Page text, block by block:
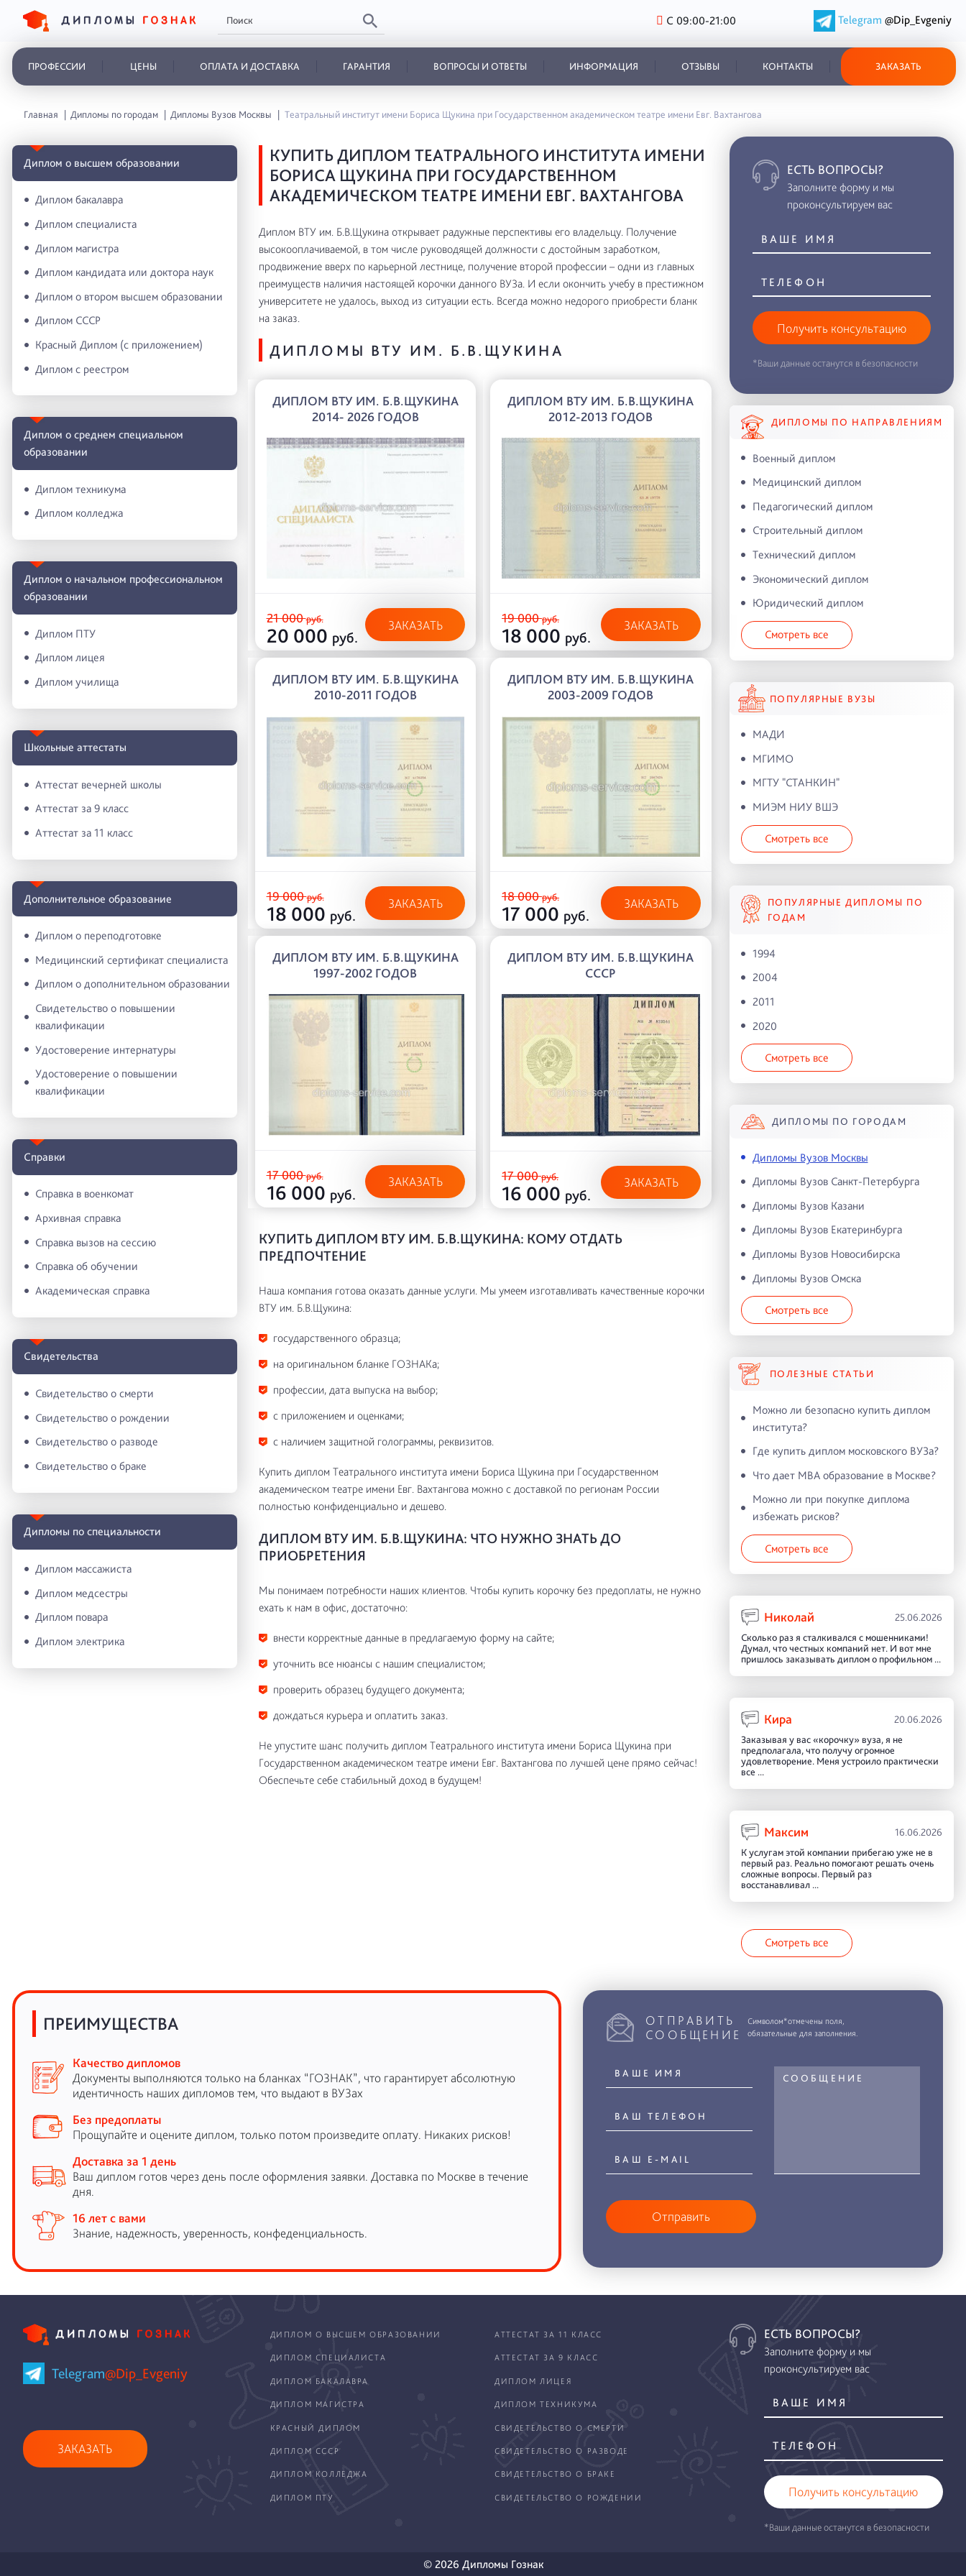
С 09:00-21:00 Telegram @Dip_Evgeniy
ПРОФЕССИИ ЦЕНЫ ОПЛАТА И ДОСТАВКА ГАРАНТИЯ ВОПРОСЫ И ОТВЕТЫ ИНФОРМАЦИЯ ОТЗЫВЫ КОНТАКТЫ ЗАКАЗАТЬ
Главная Дипломы по городам Дипломы Вузов Москвы Театральный институт имени Бориса Щукина при Государственном академическом театре имени Евг. Вахтангова
Диплом о высшем образовании
Диплом бакалавра
Диплом специалиста
Диплом магистра
Диплом кандидата или доктора наук
Диплом о втором высшем образовании
Диплом СССР
Красный Диплом (с приложением)
Диплом с реестром
Диплом о среднем специальном
образовании
Диплом техникума
Диплом колледжа
Диплом о начальном профессиональном
oбразовании
Диплом ПТУ
Диплом лицея
Диплом училища
Школьные аттестаты
Аттестат вечерней школы
Аттестат за 9 класс
Аттестат за 11 класс
Дополнительное образование
Диплом о переподготовке
Медицинский сертификат специалиста
Диплом о дополнительном образовании
Свидетельство о повышении
квалификации
Удостоверение интернатуры
Удостоверение о повышении
квалификации
Справки
Справка в военкомат
Архивная справка
Справка вызов на сессию
Справка об обучении
Академическая справка
Свидетельства
Свидетельство о смерти
Свидетельство о рождении
Свидетельство о разводе
Свидетельство о браке
Дипломы по специальности
Диплом массажиста
Диплом медсестры
Диплом повара
Диплом электрика
КУПИТЬ ДИПЛОМ ТЕАТРАЛЬНОГО ИНСТИТУТА ИМЕНИ
БОРИСА ЩУКИНА ПРИ ГОСУДАРСТВЕННОМ
АКАДЕМИЧЕСКОМ ТЕАТРЕ ИМЕНИ ЕВГ. ВАХТАНГОВА
Диплом ВТУ им. Б.В.Щукина открывает радужные перспективы его владельцу. Получение
высокооплачиваемой, в том числе руководящей должности с достойным заработком,
продвижение вверх по карьерной лестнице, получение второй профессии – одни из главных
преимуществ наличия настоящей корочки данного ВУЗа. И если окончить учебу в престижном
университете не удалось, выход из ситуации есть. Всегда можно недорого приобрести бланк
на заказ.
ДИПЛОМЫ ВТУ ИМ. Б.В.ЩУКИНА
ДИПЛОМ ВТУ ИМ. Б.В.ЩУКИНА
2014- 2026 ГОДОВ
21 000руб.
20 000 руб.
ЗАКАЗАТЬ
ДИПЛОМ ВТУ ИМ. Б.В.ЩУКИНА
2012-2013 ГОДОВ
19 000руб.
18 000 руб.
ЗАКАЗАТЬ
ДИПЛОМ ВТУ ИМ. Б.В.ЩУКИНА
2010-2011 ГОДОВ
19 000руб.
18 000 руб.
ЗАКАЗАТЬ
ДИПЛОМ ВТУ ИМ. Б.В.ЩУКИНА
2003-2009 ГОДОВ
18 000руб.
17 000 руб.
ЗАКАЗАТЬ
ДИПЛОМ ВТУ ИМ. Б.В.ЩУКИНА
1997-2002 ГОДОВ
17 000руб.
16 000 руб.
ЗАКАЗАТЬ
ДИПЛОМ ВТУ ИМ. Б.В.ЩУКИНА
СССР
17 000руб.
16 000 руб.
ЗАКАЗАТЬ
КУПИТЬ ДИПЛОМ ВТУ ИМ. Б.В.ЩУКИНА: КОМУ ОТДАТЬ
ПРЕДПОЧТЕНИЕ
Наша компания готова оказать данные услуги. Мы умеем изготавливать качественные корочки
ВТУ им. Б.В.Щукина:
государственного образца;
на оригинальном бланке ГОЗНАКа;
профессии, дата выпуска на выбор;
с приложением и оценками;
с наличием защитной голограммы, реквизитов.
Купить диплом Театрального института имени Бориса Щукина при Государственном
академическом театре имени Евг. Вахтангова можно с доставкой по регионам России
полностью конфиденциально и дешево.
ДИПЛОМ ВТУ ИМ. Б.В.ЩУКИНА: ЧТО НУЖНО ЗНАТЬ ДО
ПРИОБРЕТЕНИЯ
Мы понимаем потребности наших клиентов. Чтобы купить корочку без предоплаты, не нужно
ехать к нам в офис, достаточно:
внести корректные данные в предлагаемую форму на сайте;
уточнить все нюансы с нашим специалистом;
проверить образец будущего документа;
дождаться курьера и оплатить заказ.
Не упустите шанс получить диплом Театрального института имени Бориса Щукина при
Государственном академическом театре имени Евг. Вахтангова по лучшей цене прямо сейчас!
Обеспечьте себе стабильный доход в будущем!
ЕСТЬ ВОПРОСЫ?
Заполните форму и мы
проконсультируем вас
Получить консультацию
*Ваши данные останутся в безопасности
ДИПЛОМЫ ПО НАПРАВЛЕНИЯМ
Военный диплом
Медицинский диплом
Педагогический диплом
Строительный диплом
Технический диплом
Экономический диплом
Юридический диплом
Смотреть все
ПОПУЛЯРНЫЕ ВУЗЫ
МАДИ
МГИМО
МГТУ "СТАНКИН"
МИЭМ НИУ ВШЭ
Смотреть все
ПОПУЛЯРНЫЕ ДИПЛОМЫ ПО
ГОДАМ
1994
2004
2011
2020
Смотреть все
ДИПЛОМЫ ПО ГОРОДАМ
Дипломы Вузов Москвы
Дипломы Вузов Санкт-Петербурга
Дипломы Вузов Казани
Дипломы Вузов Екатеринбурга
Дипломы Вузов Новосибирска
Дипломы Вузов Омска
Смотреть все
ПОЛЕЗНЫЕ СТАТЬИ
Можно ли безопасно купить диплом
института?
Где купить диплом московского ВУЗа?
Что дает MBA образование в Москве?
Можно ли при покупке диплома
избежать рисков?
Смотреть все
Николай 25.06.2026
Сколько раз я сталкивался с мошенниками!
Думал, что честных компаний нет. И вот мне
пришлось заказывать диплом о профильном ...
Кира 20.06.2026
Заказывая у вас «корочку» вуза, я не
предполагала, что получу огромное
удовлетворение. Меня устроило практически
все ...
Максим 16.06.2026
К услугам этой компании прибегаю уже не в
первый раз. Реально помогают решать очень
сложные вопросы. Первый раз
восстанавливал ...
Смотреть все
ПРЕИМУЩЕСТВА
Качество дипломов
Документы выполняются только на бланках “ГОЗНАК”, что гарантирует абсолютную
идентичность наших дипломов тем, что выдают в ВУЗах
Без предоплаты
Прощупайте и оцените диплом, только потом произведите оплату. Никаких рисков!
Доставка за 1 день
Ваш диплом готов через день после оформления заявки. Доставка по Москве в течение
дня.
16 лет с вами
Знание, надежность, уверенность, конфеденциальность.
ОТПРАВИТЬ
СООБЩЕНИЕ
Символом*отмечены поля,
обязательные для заполнения.
Отправить
Telegram@Dip_Evgeniy
ЗАКАЗАТЬ
ДИПЛОМ О ВЫСШЕМ ОБРАЗОВАНИИ АТТЕСТАТ ЗА 11 КЛАСС
ДИПЛОМ СПЕЦИАЛИСТА АТТЕСТАТ ЗА 9 КЛАСС
ДИПЛОМ БАКАЛАВРА ДИПЛОМ ЛИЦЕЯ
ДИПЛОМ МАГИСТРА ДИПЛОМ ТЕХНИКУМА
КРАСНЫЙ ДИПЛОМ СВИДЕТЕЛЬСТВО О СМЕРТИ
ДИПЛОМ СССР СВИДЕТЕЛЬСТВО О РАЗВОДЕ
ДИПЛОМ КОЛЛЕДЖА СВИДЕТЕЛЬСТВО О БРАКЕ
ДИПЛОМ ПТУ СВИДЕТЕЛЬСТВО О РОЖДЕНИИ
ЕСТЬ ВОПРОСЫ?
Заполните форму и мы
проконсультируем вас
Получить консультацию
*Ваши данные останутся в безопасности
© 2026 Дипломы Гознак